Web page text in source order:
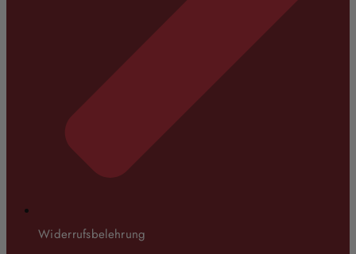
Widerrufsbelehrung